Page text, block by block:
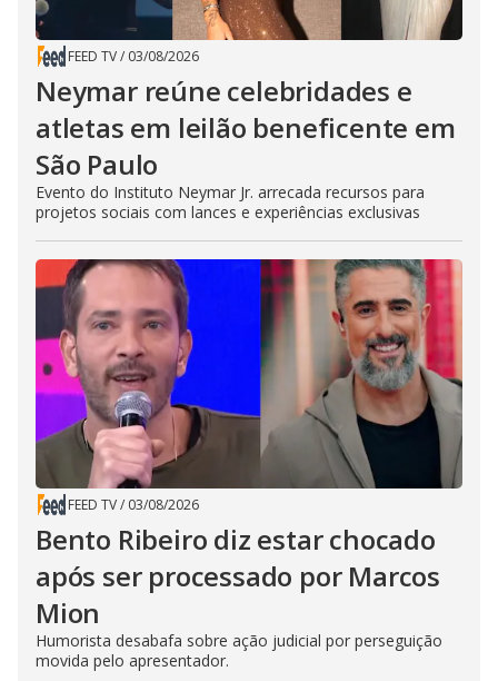
FEED TV/ 03/08/2026
Neymar reúne celebridades e
atletas em leilão beneficente em
São Paulo
Evento do Instituto Neymar Jr. arrecada recursos para
projetos sociais com lances e experiências exclusivas
FEED TV/ 03/08/2026
Bento Ribeiro diz estar chocado
após ser processado por Marcos
Mion
Humorista desabafa sobre ação judicial por perseguição
movida pelo apresentador.